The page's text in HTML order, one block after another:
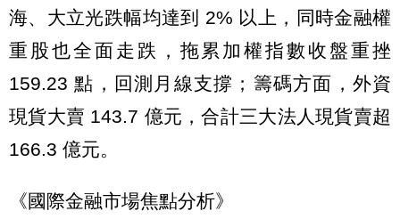
海、大立光跌幅均達到 2% 以上，同時金融權
重股也全面走跌，拖累加權指數收盤重挫
159.23 點，回測月線支撐；籌碼方面，外資
現貨大賣 143.7 億元，合計三大法人現貨賣超
166.3 億元。
《國際金融市場焦點分析》